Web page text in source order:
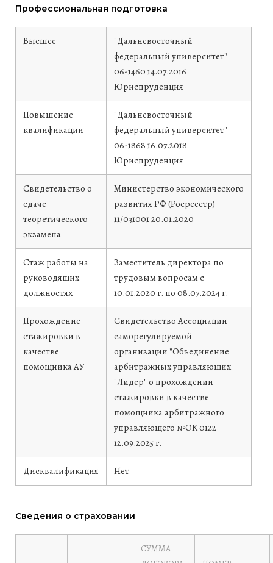
Профессиональная подготовка
Высшее
"Дальневосточный
федеральный университет"
06-1460 14.07.2016
Юриспруденция
Повышение
квалификации
"Дальневосточный
федеральный университет"
06-1868 16.07.2018
Юриспруденция
Свидетельство о
сдаче
теоретического
экзамена
Министерство экономического
развития РФ (Росреестр)
11/03100120.01.2020
Стаж работы на
руководящих
должностях
Заместитель директора по
трудовым вопросам с
10.01.2020 г. по 08.07.2024 г.
Прохождение
стажировки в
качестве
помощника АУ
Свидетельство Ассоциации
саморегулируемой
организации "Объединение
арбитражных управляющих
"Лидер" о прохождении
стажировки в качестве
помощника арбитражного
управляющего №ОК 0122
12.09.2025 г.
Дисквалификация Нет
Сведения о страховании
СУММА